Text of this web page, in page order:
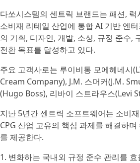
다쏘시스템의 센트릭 브랜드는 패션,
소비재 리테일 산업에 통합 AI 기반 엔
의 기획, 디자인, 개발, 소싱, 규정 준수,
전환 목표를 달성하고 있다.
주요 고객사로는 루이비통 모에헤네
Cream Company), J.M. 스머커(J.M.
(Hugo Boss), 리바이 스트라우스(Levi
지난 5년간 센트릭 소프트웨어는 소비
CPG 산업 고유의 핵심 과제를 해결하
를 제공한다.
1. 변화하는 국내외 규정 준수 관리를